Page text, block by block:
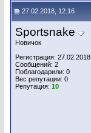
27.02.2018, 12:16
Sportsnake
Новичок
Регистрация: 27.02.2018
Сообщений: 2
Поблагодарили: 0
Вес репутации: 0
Репутация: 10